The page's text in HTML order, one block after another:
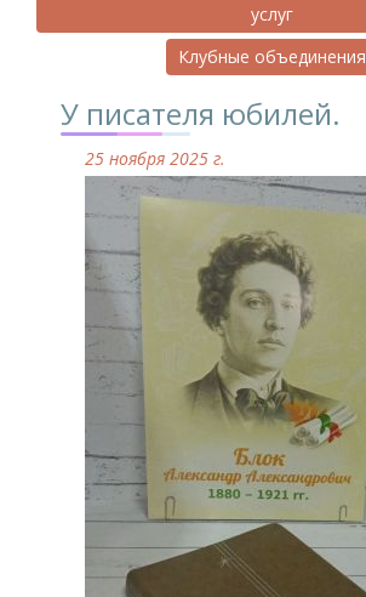
услуг
Клубные объединения
У писателя юбилей.
25 ноября 2025 г.